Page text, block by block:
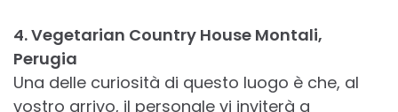
4. Vegetarian Country House Montali,
Perugia
Una delle curiosità di questo luogo è che, al
vostro arrivo, il personale vi inviterà a